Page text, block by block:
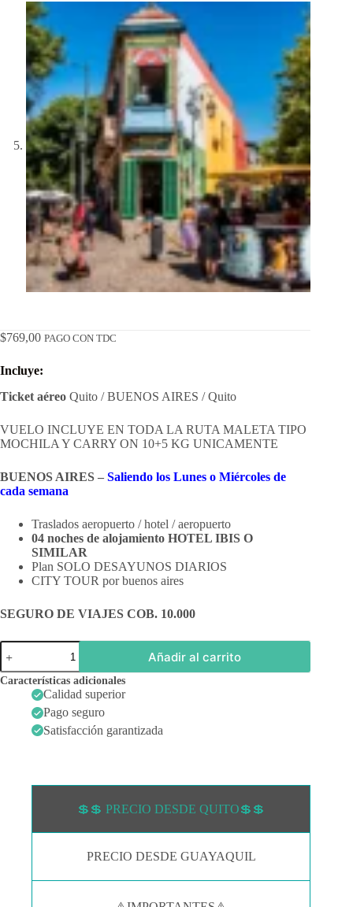
$769,00 PAGO CON TDC
Incluye:
Ticket aéreo Quito / BUENOS AIRES / Quito
VUELO INCLUYE EN TODA LA RUTA MALETA TIPO
MOCHILA Y CARRY ON 10+5 KG UNICAMENTE
BUENOS AIRES – Saliendo los Lunes o Miércoles de
cada semana
Traslados aeropuerto / hotel / aeropuerto
04 noches de alojamiento HOTEL IBIS O
SIMILAR
Plan SOLO DESAYUNOS DIARIOS
CITY TOUR por buenos aires
SEGURO DE VIAJES COB. 10.000
Buenos
Aires
cantidad
Añadir al carrito
Características adicionales
Calidad superior
Pago seguro
Satisfacción garantizada
💲💲 PRECIO DESDE QUITO💲💲
PRECIO DESDE GUAYAQUIL